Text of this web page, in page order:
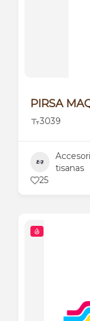
PIRSA
3039
tisanas
25